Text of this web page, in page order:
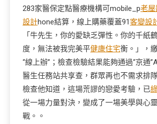
283家醫保定點醫療機構可mobile_p老
設計hone結算，線上購藥覆蓋91客變設
「牛先生，你的愛缺乏彈性。你的千紙
度，無法被我完美平健康住宅衡。」，
“線上辦”；檢查檢驗結果能夠通過“京通
醫生任務站共享查，群眾再也不需求排
檢查他知道，這場荒謬的戀愛考驗，已
從一場力量對決，變成了一場美學與心
戰。。